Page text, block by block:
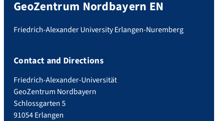
GeoZentrum Nordbayern EN
Friedrich-Alexander University Erlangen-Nuremberg
Contact and Directions
Friedrich-Alexander-Universität
GeoZentrum Nordbayern
Schlossgarten 5
91054 Erlangen